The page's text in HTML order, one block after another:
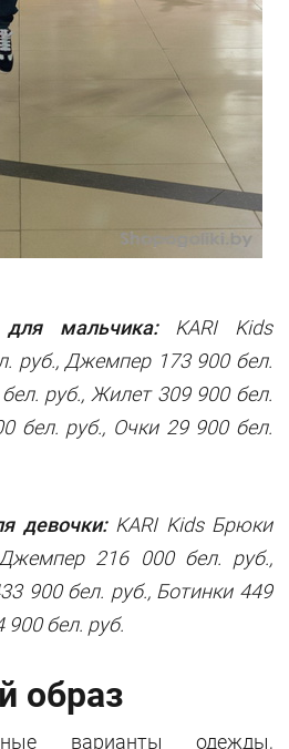
мальчика:KARI Kids
руб., Джемпер 173 900 бел.
руб., Жилет 309 900 бел.
бел. руб., Очки 29 900 бел.
девочки:KARI Kids Брюки
216 000 бел. руб.,
900 бел. руб., Ботинки 449
900 бел. руб.
образ
варианты одежды,